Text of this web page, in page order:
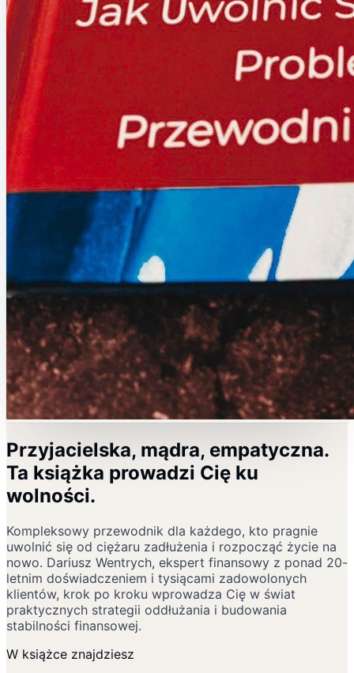
Przyjacielska, mądra, empatyczna.
Ta książka prowadzi Cię ku
wolności.
Kompleksowy przewodnik dla każdego, kto pragnie
uwolnić się od ciężaru zadłużenia i rozpocząć życie na
nowo. Dariusz Wentrych, ekspert finansowy z ponad 20-
letnim doświadczeniem i tysiącami zadowolonych
klientów, krok po kroku wprowadza Cię w świat
praktycznych strategii oddłużania i budowania
stabilności finansowej.
W książce znajdziesz